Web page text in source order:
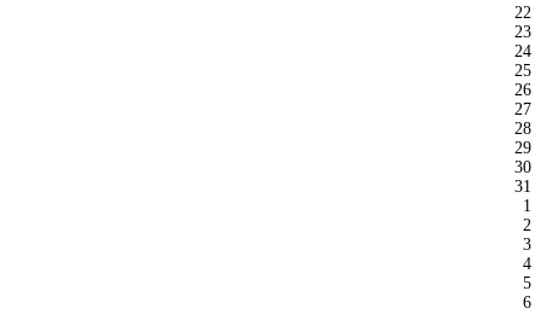
22
23
24
25
26
27
28
29
30
31
1
2
3
4
5
6